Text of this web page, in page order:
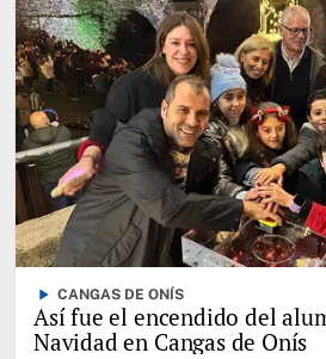
play_arrow CANGAS DE ONÍS
Así fue el encendido del
Navidad en Cangas de Onís